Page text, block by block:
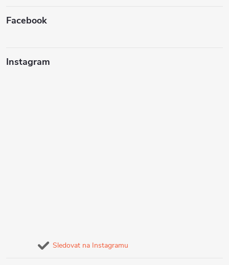
Facebook
Instagram
Sledovat na Instagramu